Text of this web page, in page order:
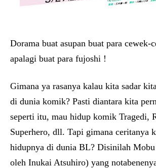
Dorama buat asupan buat para cewek-
apalagi buat para fujoshi !
Gimana ya rasanya kalau kita sadar
di dunia komik? Pasti diantara kita
seperti itu, mau hidup komik Tragedi,
Superhero, dll. Tapi gimana ceritanya
hidupnya di dunia BL? Disinilah
oleh Inukai Atsuhiro) yang